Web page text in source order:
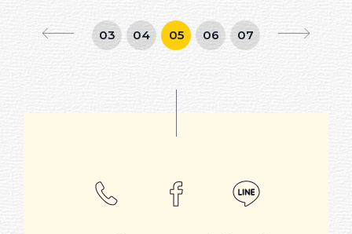
03 04 05 06 07